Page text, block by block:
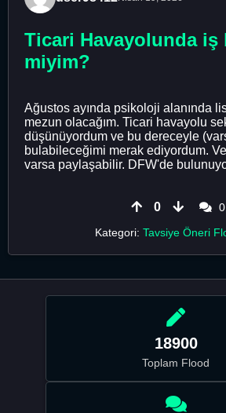
Ticari Havayolunda
miyim?
Ağustos ayında psikoloji alanında
mezun olacağım. Ticari havayolu
düşünüyordum ve bu dereceyle
bulabileceğimi merak ediyordum.
varsa paylaşabilir. DFW'de
0
0
Kategori: Tavsiye Öneri
18900
Toplam Flood